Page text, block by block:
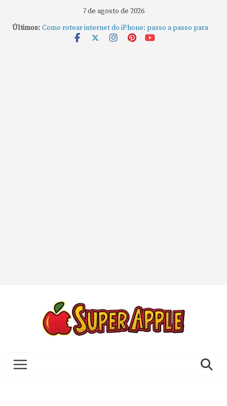
7 de agosto de 2026
Últimos: Como rotear internet do iPhone: passo a passo para
compartilhar a conexão